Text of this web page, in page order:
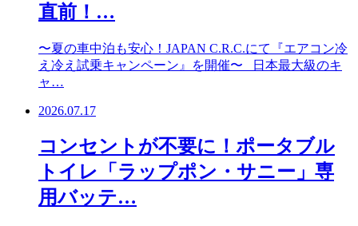
直前！…
〜夏の車中泊も安心！JAPAN C.R.C.にて『エアコン冷
え冷え試乗キャンペーン』を開催〜 日本最大級のキ
ャ…
2026.07.17
コンセントが不要に！ポータブル
トイレ「ラップポン・サニー」専
用バッテ…